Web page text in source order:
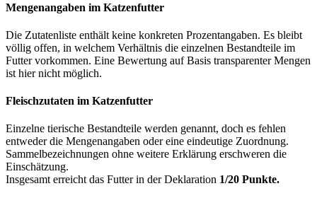
Mengenangaben im Katzenfutter
Die Zutatenliste enthält keine konkreten Prozentangaben. Es bleibt
völlig offen, in welchem Verhältnis die einzelnen Bestandteile im
Futter vorkommen. Eine Bewertung auf Basis transparenter Mengen
ist hier nicht möglich.
Fleischzutaten im Katzenfutter
Einzelne tierische Bestandteile werden genannt, doch es fehlen
entweder die Mengenangaben oder eine eindeutige Zuordnung.
Sammelbezeichnungen ohne weitere Erklärung erschweren die
Einschätzung.
Insgesamt erreicht das Futter in der Deklaration 1/20 Punkte.